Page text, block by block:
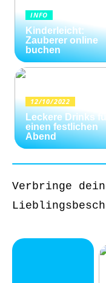
INFO
Kinderleicht:
Zauberer online
buchen
12/10/2022
Leckere Drinks
einen festlichen
Abend
Verbringe